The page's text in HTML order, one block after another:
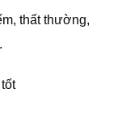
thất thường,